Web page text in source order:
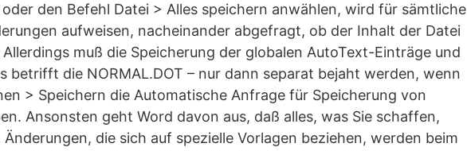
den Befehl Datei > Alles speichern anwählen, wird für sämtliche
aufweisen, nacheinander abgefragt, ob der Inhalt der Datei
muß die Speicherung der globalen AutoText-Einträge und
betrifft die NORMAL.DOT – nur dann separat bejaht werden, wenn
> Speichern die Automatische Anfrage für Speicherung von
Ansonsten geht Word davon aus, daß alles, was Sie schaffen,
die sich auf spezielle Vorlagen beziehen, werden beim